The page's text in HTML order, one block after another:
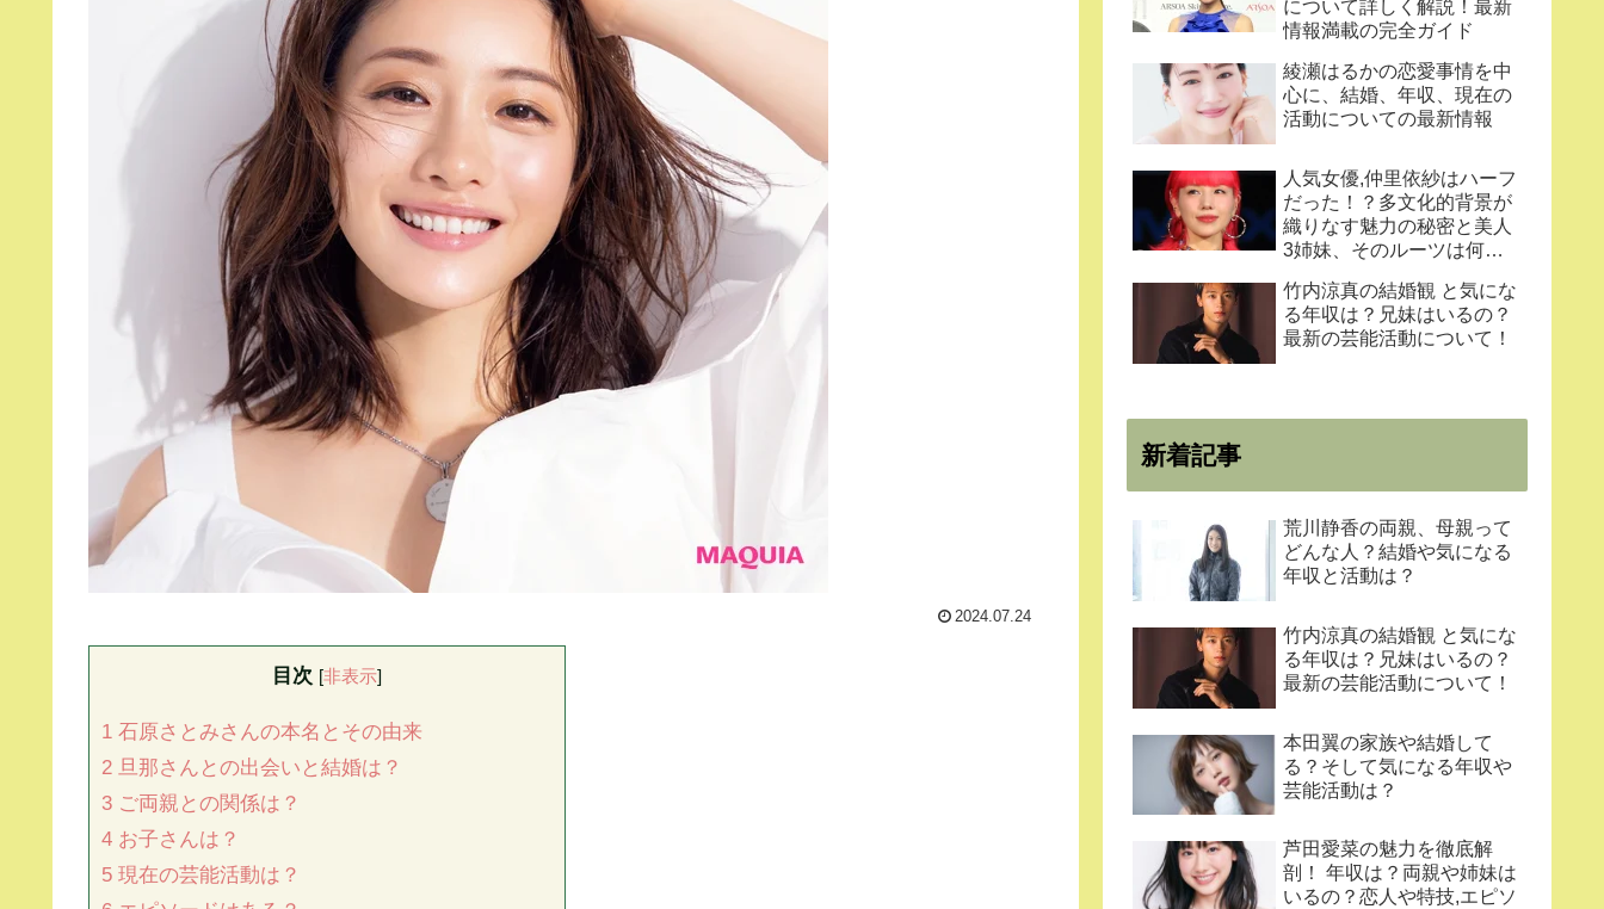
2024.07.24
目次 [非表示]
1 石原さとみさんの本名とその由来
2 旦那さんとの出会いと結婚は？
3 ご両親との関係は？
4 お子さんは？
5 現在の芸能活動は？
について詳しく解説！最新
情報満載の完全ガイド
綾瀬はるかの恋愛事情を中
心に、結婚、年収、現在の
活動についての最新情報
人気女優,仲里依紗はハーフ
だった！？多文化的背景が
織りなす魅力の秘密と美人
3姉妹、そのルーツは何
竹内涼真の結婚観 と気にな
る年収は？兄妹はいるの？
最新の芸能活動について！
新着記事
荒川静香の両親、母親って
どんな人？結婚や気になる
年収と活動は？
竹内涼真の結婚観 と気にな
る年収は？兄妹はいるの？
最新の芸能活動について！
本田翼の家族や結婚して
る？そして気になる年収や
芸能活動は？
芦田愛菜の魅力を徹底解
剖！ 年収は？両親や姉妹は
いるの？恋人や特技,エピソ